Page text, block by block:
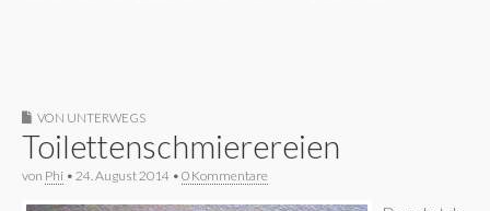
VON UNTERWEGS
Toilettenschmierereien
von Phi • 24. August 2014 • 0 Kommentare